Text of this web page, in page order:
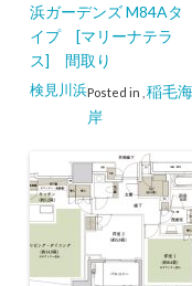
浜ガーデンズ M84Aタ
イプ [マリーナテラ
ス] 間取り
Posted in
検見川浜
稲毛海
岸